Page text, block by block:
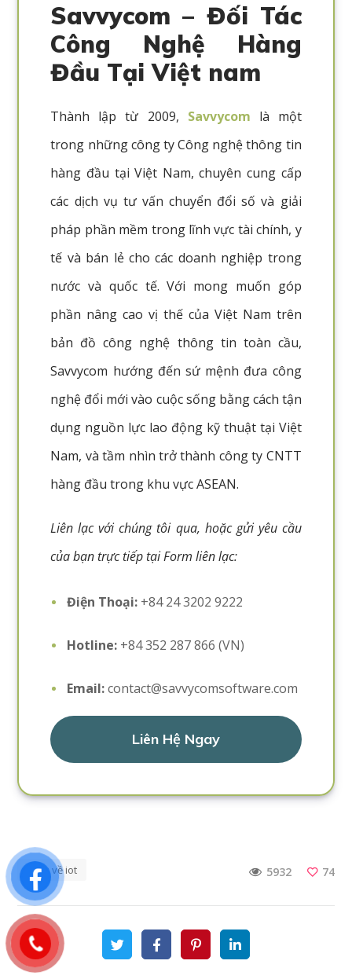
Savvycom – Đối Tác
Công Nghệ Hàng
Đầu Tại Việt nam
Thành lập từ 2009, Savvycom là một
trong những công ty Công nghệ thông tin
hàng đầu tại Việt Nam, chuyên cung cấp
các dịch vụ tư vấn chuyển đổi số và giải
pháp phần mềm trong lĩnh vực tài chính, y
tế và bán lẻ cho các doanh nghiệp trong
nước và quốc tế. Với mong muốn góp
phần nâng cao vị thế của Việt Nam trên
bản đồ công nghệ thông tin toàn cầu,
Savvycom hướng đến sứ mệnh đưa công
nghệ đổi mới vào cuộc sống bằng cách tận
dụng nguồn lực lao động kỹ thuật tại Việt
Nam, và tầm nhìn trở thành công ty CNTT
hàng đầu trong khu vực ASEAN.
Liên lạc với chúng tôi qua, hoặc gửi yêu cầu
của bạn trực tiếp tại Form liên lạc:
Điện Thoại: +84 24 3202 9222
Hotline: +84 352 287 866 (VN)
Email: contact@savvycomsoftware.com
Liên Hệ Ngay
ví dụ về iot 5932 74